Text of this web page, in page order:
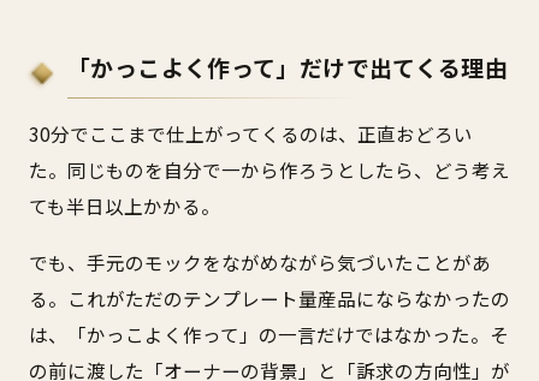
「かっこよく作って」だけで出てくる理由
30分でここまで仕上がってくるのは、正直おどろい
た。同じものを自分で一から作ろうとしたら、どう考え
ても半日以上かかる。
でも、手元のモックをながめながら気づいたことがあ
る。これがただのテンプレート量産品にならなかったの
は、「かっこよく作って」の一言だけではなかった。そ
の前に渡した「オーナーの背景」と「訴求の方向性」が